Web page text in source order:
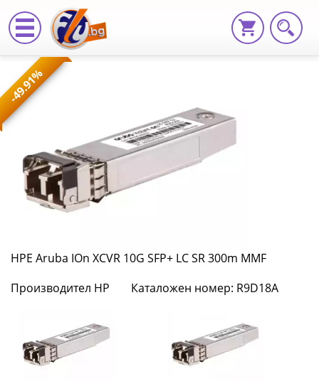
HPE
Aruba
XCVR
10G
SFP+
SR
300m
R9D18A
|
-49.91%
HPE Aruba IOn XCVR 10G SFP+ LC SR 300m MMF
Производител HP
Каталожен номер: R9D18A